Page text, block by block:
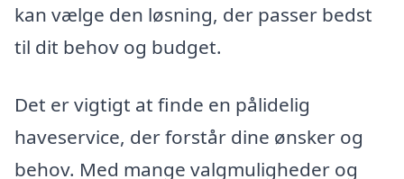
kan vælge den løsning, der passer bedst
til dit behov og budget.
Det er vigtigt at finde en pålidelig
haveservice, der forstår dine ønsker og
behov. Med mange valgmuligheder og